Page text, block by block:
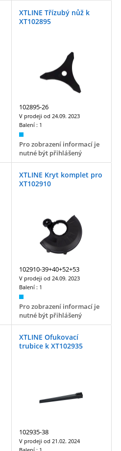
XTLINE Třízubý nůž k
XT102895
102895-26
V prodeji od 24.09. 2023
Balení : 1
Pro zobrazení informací je
nutné být přihlášený
XTLINE Kryt komplet pro
XT102910
102910-39+40+52+53
V prodeji od 24.09. 2023
Balení : 1
Pro zobrazení informací je
nutné být přihlášený
XTLINE Ofukovací
trubice k XT102935
102935-38
V prodeji od 21.02. 2024